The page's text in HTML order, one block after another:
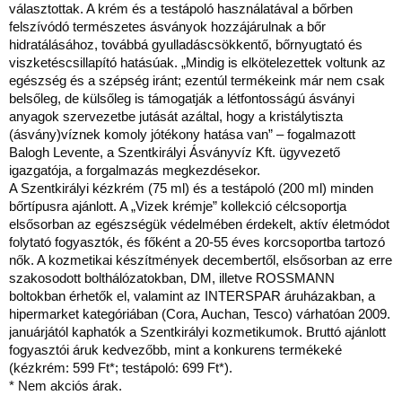
választottak. A krém és a testápoló használatával a bőrben
felszívódó természetes ásványok hozzájárulnak a bőr
hidratálásához, továbbá gyulladáscsökkentő, bőrnyugtató és
viszketéscsillapító hatásúak. „Mindig is elkötelezettek voltunk az
egészség és a szépség iránt; ezentúl termékeink már nem csak
belsőleg, de külsőleg is támogatják a létfontosságú ásványi
anyagok szervezetbe jutását azáltal, hogy a kristálytiszta
(ásvány)víznek komoly jótékony hatása van” – fogalmazott
Balogh Levente, a Szentkirályi Ásványvíz Kft. ügyvezető
igazgatója, a forgalmazás megkezdésekor.
A Szentkirályi kézkrém (75 ml) és a testápoló (200 ml) minden
bőrtípusra ajánlott. A „Vizek krémje” kollekció célcsoportja
elsősorban az egészségük védelmében érdekelt, aktív életmódot
folytató fogyasztók, és főként a 20-55 éves korcsoportba tartozó
nők. A kozmetikai készítmények decembertől, elsősorban az erre
szakosodott bolthálózatokban, DM, illetve ROSSMANN
boltokban érhetők el, valamint az INTERSPAR áruházakban, a
hipermarket kategóriában (Cora, Auchan, Tesco) várhatóan 2009.
januárjától kaphatók a Szentkirályi kozmetikumok. Bruttó ajánlott
fogyasztói áruk kedvezőbb, mint a konkurens termékeké
(kézkrém: 599 Ft*; testápoló: 699 Ft*).
* Nem akciós árak.